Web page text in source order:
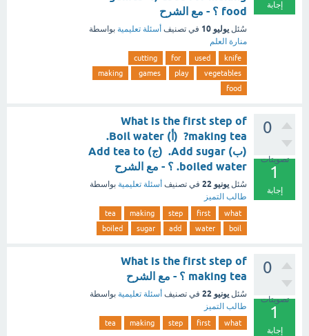
إجابة
food ؟ - مع الشرح
سُئل يوليو 10 في تصنيف أسئلة تعليمية بواسطة
منارة العلم
knife
used
for
cutting
vegetables
play
games
making
food
0
تصويتات
1
إجابة
What is the first step of
making tea? (أ) Boil water.
(ب) Add sugar. (ج) Add tea to
boiled water. ؟ - مع الشرح
سُئل يونيو 22 في تصنيف أسئلة تعليمية بواسطة
طالب التميز
what
first
step
making
tea
boil
water
add
sugar
boiled
0
تصويتات
1
إجابة
What is the first step of
making tea ؟ - مع الشرح
سُئل يونيو 22 في تصنيف أسئلة تعليمية بواسطة
طالب التميز
what
first
step
making
tea